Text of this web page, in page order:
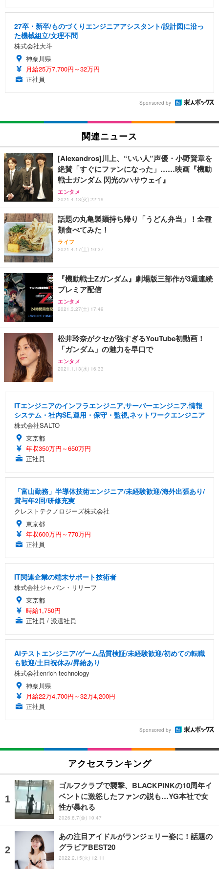
27卒・新卒/ものづくりエンジニアアシスタント/設計図に沿っ
た機械組立/文理不問
株式会社大斗
神奈川県
月給25万7,700円～32万円
正社員
Sponsored by
関連ニュース
[Alexandros]川上、“いい人”声優・小野賢章を
絶賛「すぐにファンになった」……映画『機動
戦士ガンダム 閃光のハサウェイ』
エンタメ
2021.4.13(火) 22:19
話題の丸亀製麺持ち帰り「うどん弁当」！全種
類食べてみた！
ライフ
2021.4.17(土) 10:37
『機動戦士Ζガンダム』劇場版三部作が3週連続
プレミア配信
エンタメ
2021.3.27(土) 17:49
松井玲奈がクセが強すぎるYouTube初動画！
「ガンダム」の魅力を早口で
エンタメ
2021.1.13(水) 16:33
ITエンジニアのインフラエンジニア,サーバーエンジニア,情報
システム・社内SE,運用・保守・監視,ネットワークエンジニア
株式会社SALTO
東京都
年収350万円～650万円
正社員
「富山勤務」半導体技術エンジニア/未経験歓迎/海外出張あり/
賞与年2回/研修充実
クレストテクノロジーズ株式会社
東京都
年収600万円～770万円
正社員
IT関連企業の端末サポート技術者
株式会社ジャパン・リリーフ
東京都
時給1,750円
正社員 / 派遣社員
AIテストエンジニア/ゲーム品質検証/未経験歓迎/初めての転職
も歓迎/土日祝休み/昇給あり
株式会社enrich technology
神奈川県
月給22万4,700円～32万4,200円
正社員
Sponsored by
アクセスランキング
ゴルフクラブで襲撃、BLACKPINKの10周年イ
ベントに激怒したファンの説も…YG本社で女
性が暴れる
2026.8.7(金) 10:47
あの注目アイドルがランジェリー姿に！話題の
グラビアBEST20
2022.2.15(火) 12:11